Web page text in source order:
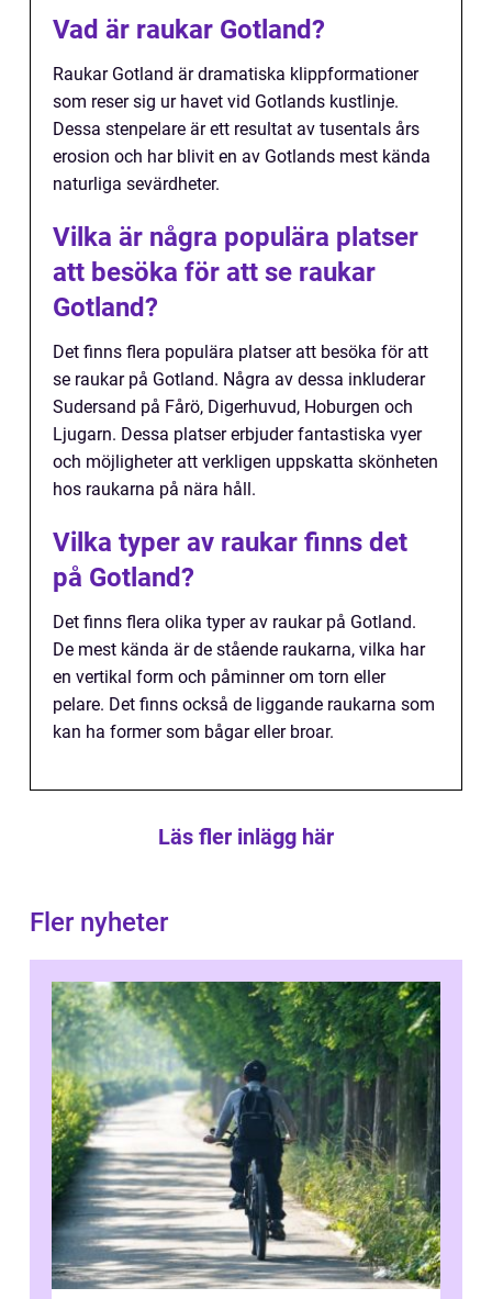
Vad är raukar Gotland?
Raukar Gotland är dramatiska klippformationer
som reser sig ur havet vid Gotlands kustlinje.
Dessa stenpelare är ett resultat av tusentals års
erosion och har blivit en av Gotlands mest kända
naturliga sevärdheter.
Vilka är några populära platser
att besöka för att se raukar
Gotland?
Det finns flera populära platser att besöka för att
se raukar på Gotland. Några av dessa inkluderar
Sudersand på Fårö, Digerhuvud, Hoburgen och
Ljugarn. Dessa platser erbjuder fantastiska vyer
och möjligheter att verkligen uppskatta skönheten
hos raukarna på nära håll.
Vilka typer av raukar finns det
på Gotland?
Det finns flera olika typer av raukar på Gotland.
De mest kända är de stående raukarna, vilka har
en vertikal form och påminner om torn eller
pelare. Det finns också de liggande raukarna som
kan ha former som bågar eller broar.
Läs fler inlägg här
Fler nyheter